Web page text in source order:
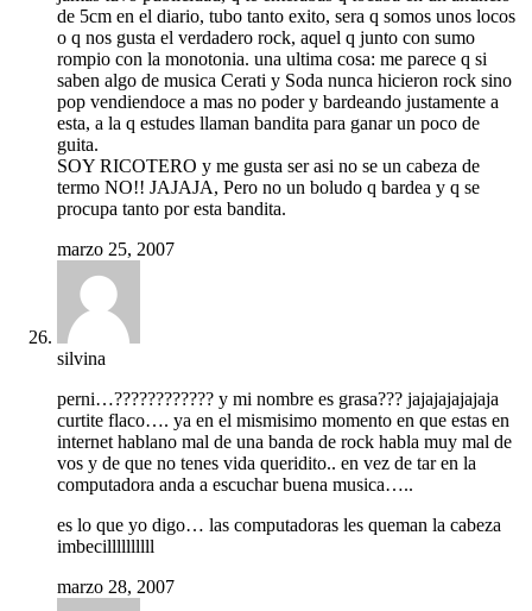
de 5cm en el diario, tubo tanto exito, sera q somos unos locos
o q nos gusta el verdadero rock, aquel q junto con sumo
rompio con la monotonia. una ultima cosa: me parece q si
saben algo de musica Cerati y Soda nunca hicieron rock sino
pop vendiendoce a mas no poder y bardeando justamente a
esta, a la q estudes llaman bandita para ganar un poco de
guita.
SOY RICOTERO y me gusta ser asi no se un cabeza de
termo NO!! JAJAJA, Pero no un boludo q bardea y q se
procupa tanto por esta bandita.
marzo 25, 2007
silvina
perni…???????????? y mi nombre es grasa??? jajajajajajaja
curtite flaco…. ya en el mismisimo momento en que estas en
internet hablano mal de una banda de rock habla muy mal de
vos y de que no tenes vida queridito.. en vez de tar en la
computadora anda a escuchar buena musica…..
es lo que yo digo… las computadoras les queman la cabeza
imbecillllllllll
marzo 28, 2007